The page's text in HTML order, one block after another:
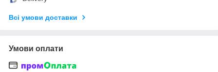
Всі умови доставки
Умови оплати